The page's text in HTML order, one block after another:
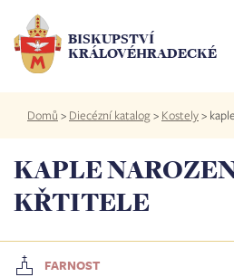
hlavnímu
obsahu
BISKUPSTVÍ
KRÁLOVÉHRADECKÉ
Drobečková
navigace
Domů > Diecézní katalog> Kostely>
KAPLE
KŘTITELE
FARNOST